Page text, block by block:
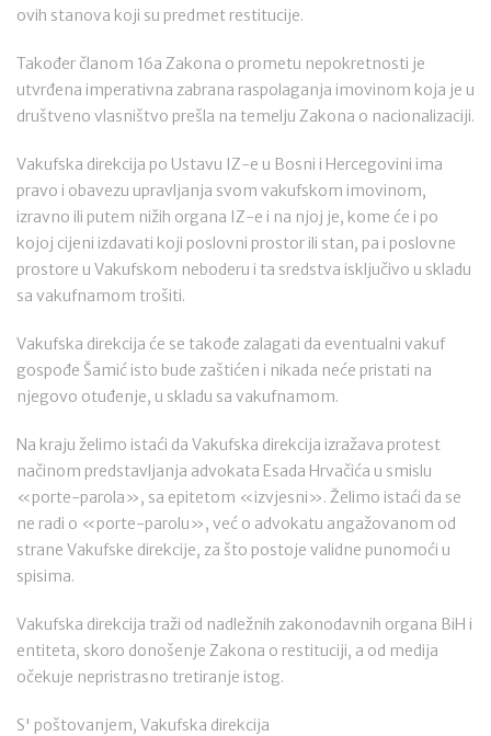
ovih stanova koji su predmet restitucije.
Također članom 16a Zakona o prometu nepokretnosti je
utvrđena imperativna zabrana raspolaganja imovinom koja je u
društveno vlasništvo prešla na temelju Zakona o nacionalizaciji.
Vakufska direkcija po Ustavu IZ-e u Bosni i Hercegovini ima
pravo i obavezu upravljanja svom vakufskom imovinom,
izravno ili putem nižih organa IZ-e i na njoj je, kome će i po
kojoj cijeni izdavati koji poslovni prostor ili stan, pa i poslovne
prostore u Vakufskom neboderu i ta sredstva isključivo u skladu
sa vakufnamom trošiti.
Vakufska direkcija će se takođe zalagati da eventualni vakuf
gospođe Šamić isto bude zaštićen i nikada neće pristati na
njegovo otuđenje, u skladu sa vakufnamom.
Na kraju želimo istaći da Vakufska direkcija izražava protest
načinom predstavljanja advokata Esada Hrvačića u smislu
«porte-parola», sa epitetom «izvjesni». Želimo istaći da se
ne radi o «porte-parolu», već o advokatu angažovanom od
strane Vakufske direkcije, za što postoje validne punomoći u
spisima.
Vakufska direkcija traži od nadležnih zakonodavnih organa BiH i
entiteta, skoro donošenje Zakona o restituciji, a od medija
očekuje nepristrasno tretiranje istog.
S' poštovanjem, Vakufska direkcija